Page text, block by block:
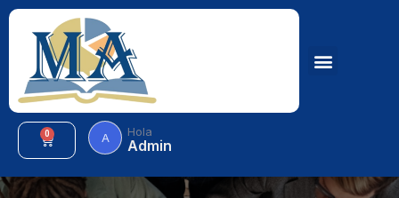
0 A Hola
Admin